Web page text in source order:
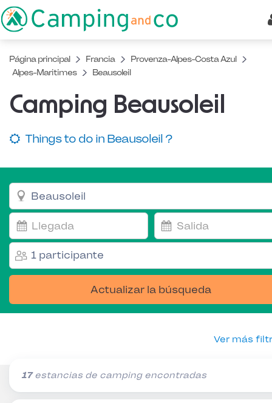
Página principal Francia
Provenza-Alpes-Costa Azul
Alpes-Maritimes
Beausoleil
Camping Beausoleil
Things to do in Beausoleil ?
1 participante
Actualizar la búsqueda
Ver más
17estancias de camping encontradas